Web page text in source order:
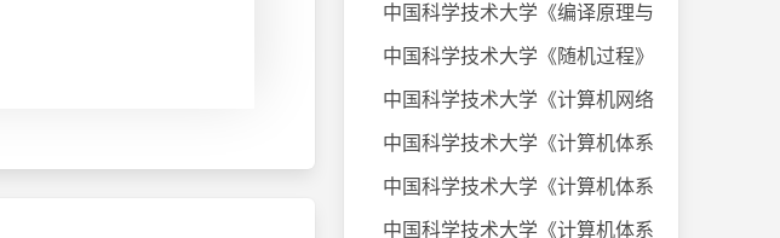
中国科学技术大学《编译原理与技术
中国科学技术大学《随机过程》课件
中国科学技术大学《计算机网络》20
中国科学技术大学《计算机体系结构
中国科学技术大学《计算机体系结构
中国科学技术大学《计算机体系结构